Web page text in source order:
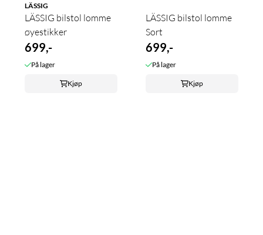
LÄSSIG
LÄSSIG bilstol lomme
øyestikker
699,-
På lager
Kjøp
LÄSSIG bilstol lomme
Sort
699,-
På lager
Kjøp